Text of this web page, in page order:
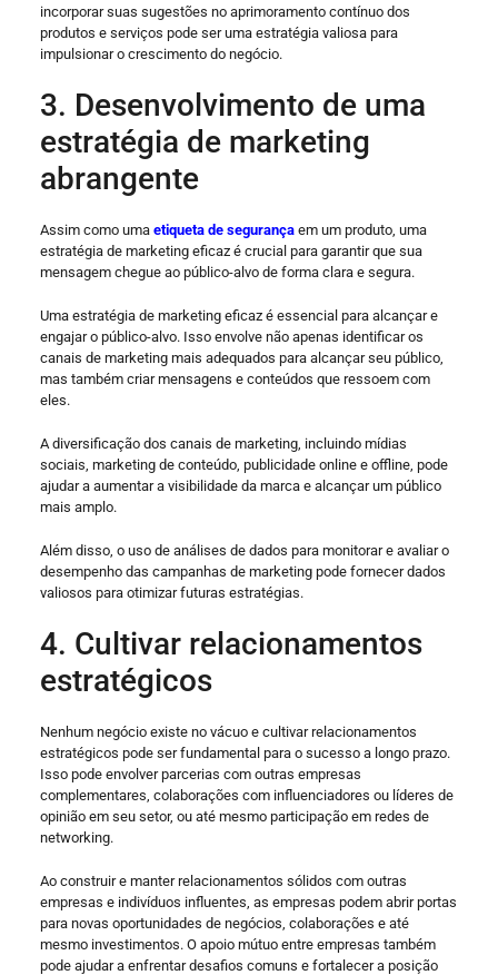
incorporar suas sugestões no aprimoramento contínuo dos
produtos e serviços pode ser uma estratégia valiosa para
impulsionar o crescimento do negócio.
3. Desenvolvimento de uma
estratégia de marketing
abrangente
Assim como uma etiqueta de segurançaem um produto, uma
estratégia de marketing eficaz é crucial para garantir que sua
mensagem chegue ao público-alvo de forma clara e segura.
Uma estratégia de marketing eficaz é essencial para alcançar e
engajar o público-alvo. Isso envolve não apenas identificar os
canais de marketing mais adequados para alcançar seu público,
mas também criar mensagens e conteúdos que ressoem com
eles.
A diversificação dos canais de marketing, incluindo mídias
sociais, marketing de conteúdo, publicidade online e offline, pode
ajudar a aumentar a visibilidade da marca e alcançar um público
mais amplo.
Além disso, o uso de análises de dados para monitorar e avaliar o
desempenho das campanhas de marketing pode fornecer dados
valiosos para otimizar futuras estratégias.
4. Cultivar relacionamentos
estratégicos
Nenhum negócio existe no vácuo e cultivar relacionamentos
estratégicos pode ser fundamental para o sucesso a longo prazo.
Isso pode envolver parcerias com outras empresas
complementares, colaborações com influenciadores ou líderes de
opinião em seu setor, ou até mesmo participação em redes de
networking.
Ao construir e manter relacionamentos sólidos com outras
empresas e indivíduos influentes, as empresas podem abrir portas
para novas oportunidades de negócios, colaborações e até
mesmo investimentos. O apoio mútuo entre empresas também
pode ajudar a enfrentar desafios comuns e fortalecer a posição